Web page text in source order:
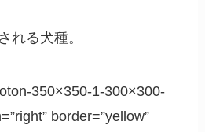
れる犬種。
350×350-1-300×300-
border=”yellow”